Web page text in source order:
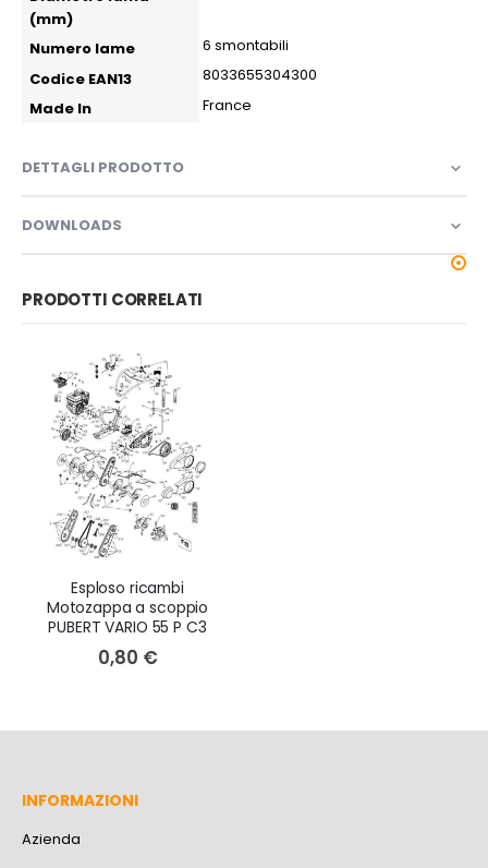
(mm)
Numero lame
6 smontabili
Codice EAN13
8033655304300
Made In
France
DETTAGLI PRODOTTO
DOWNLOADS
PRODOTTI CORRELATI
Esploso ricambi
Motozappa a scoppio
PUBERT VARIO 55 P C3
0,80 €
INFORMAZIONI
Azienda